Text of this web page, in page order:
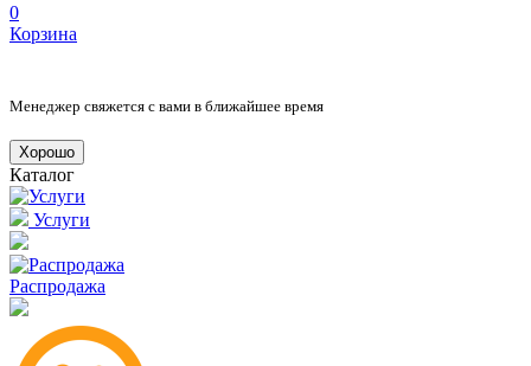
0
Корзина
Менеджер свяжется с вами в ближайшее время
Хорошо
Каталог
Услуги
Распродажа